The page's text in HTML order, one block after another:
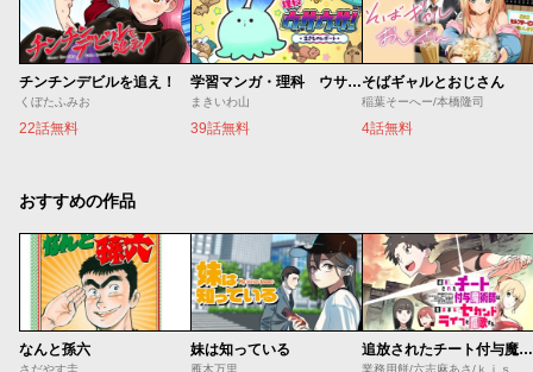
チンチンデビルを追え！
くぼたふみお
22話無料
学習マンガ・理科 ウサウサ！
まきいわ山
39話無料
そばギャルとおじさん
稲葉そーへー/本橋隆司
4話無料
おすすめの作品
なんと孫六
さだやす圭
妹は知っている
雁木万里
追放されたチート付与魔術師は気ままなセカンドライフを謳歌する。 ～俺は武器だけじゃなく、あらゆるものに『強化ポイント』を付与できるし、俺の意思でいつでも効果を解除できるけど、残った人たち大丈夫？～
業務用餅/六志麻あさ/ｋｉｓｕｉ